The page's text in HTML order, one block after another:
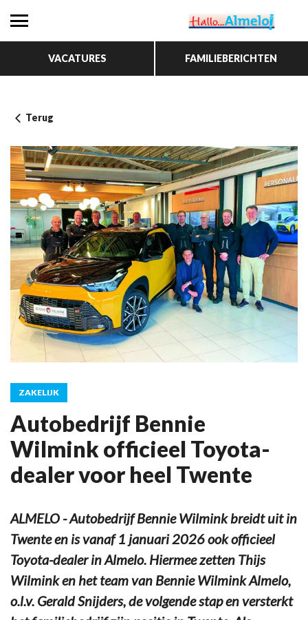
VACATURES FAMILIEBERICHTEN
Terug
ZAKELIJK
Autobedrijf Bennie
Wilmink officieel Toyota-
dealer voor heel Twente
ALMELO - Autobedrijf Bennie Wilmink breidt uit in
Twente en is vanaf 1 januari 2026 ook officieel
Toyota-dealer in Almelo. Hiermee zetten Thijs
Wilmink en het team van Bennie Wilmink Almelo,
o.l.v. Gerald Snijders, de volgende stap en versterkt